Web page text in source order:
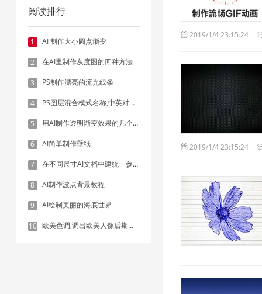
阅读排行
1 AI 制作大小圆点渐变
2 在AI里制作灰度图的四种方法
3 PS制作漂亮的流光线条
4 PS图层混合模式名称,中英对照表
5 用AI制作透明渐变效果的几个方法
6 AI简单制作壁纸
7 在不同尺寸AI文档中建统一参考线 - 方法1：对齐和分布
8 AI制作波点背景教程
9 AI绘制美丽的海底世界
10 欧美色调,调出欧美人像后期色调实例
2019/1/4 23:15:24
2019/1/4 23:15:24